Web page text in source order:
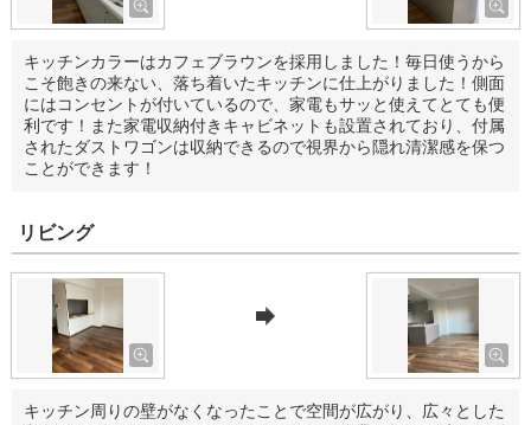
キッチンカラーはカフェブラウンを採用しました！毎日使うから
こそ飽きの来ない、落ち着いたキッチンに仕上がりました！側面
にはコンセントが付いているので、家電もサッと使えてとても便
利です！また家電収納付きキャビネットも設置されており、付属
されたダストワゴンは収納できるので視界から隠れ清潔感を保つ
ことができます！
リビング
キッチン周りの壁がなくなったことで空間が広がり、広々とした